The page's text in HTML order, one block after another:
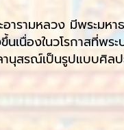
ารามหลวง มีพระมห
นื่องในวโรกาสที่พร
นุสรณ์เป็นรูปแบบศิล